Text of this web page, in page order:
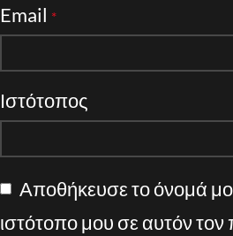
Email *
Ιστότοπος
Αποθήκευσε το όνομά
ιστότοπο μου σε αυτόν τον